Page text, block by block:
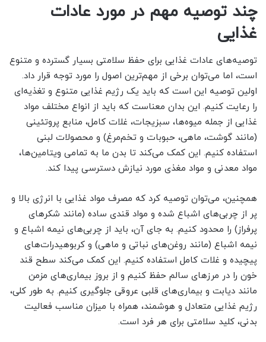
چند توصیه مهم در مورد عادات
غذایی
توصیه‌های عادات غذایی برای حفظ سلامتی بسیار گسترده و متنوع
است، اما می‌توان برخی از مهم‌ترین اصول را مورد توجه قرار داد.
اولین توصیه این است که باید یک رژیم غذایی متنوع و تغذیه‌ای
را رعایت کنیم. این بدان معناست که باید از انواع مختلف مواد
غذایی از جمله میوه‌ها، سبزیجات، غلات کامل، منابع پروتئینی
(مانند گوشت، ماهی، حبوبات و تخم‌مرغ) و محصولات لبنی
استفاده کنیم. این کمک می‌کند تا بدن ما به تمامی ویتامین‌ها،
مواد معدنی و مواد مغذی مورد نیازش دسترسی پیدا کند.
همچنین، می‌توان توصیه کرد که مصرف مواد غذایی با انرژی بالا و
پر از چربی‌های اشباع شده و مواد قندی ساده (مانند شکرهای
پرفراز) را محدود کنیم. به جای آن، باید از چربی‌های نیمه اشباع و
نیمه اشباع (مانند روغن‌های نباتی و ماهی) و کربوهیدرات‌های
پیچیده و غلات کامل استفاده کنیم. این کمک می‌کند سطح قند
خون را در مرزهای سالم حفظ کنیم و از بروز بیماری‌های مزمن
مانند دیابت و بیماری‌های قلبی عروقی جلوگیری کنیم. به طور کلی،
رژیم غذایی متعادل و هوشمند، همراه با میزان مناسب فعالیت
بدنی، کلید سلامتی برای هر فرد است.